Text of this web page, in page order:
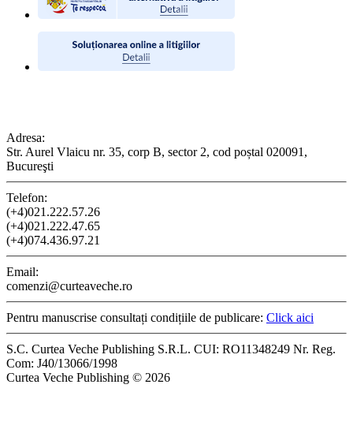
Adresa:
Str. Aurel Vlaicu nr. 35, corp B, sector 2, cod poștal 020091,
Bucureşti
Telefon:
(+4)021.222.57.26
(+4)021.222.47.65
(+4)074.436.97.21
Email:
comenzi@curteaveche.ro
Pentru manuscrise consultați condițiile de publicare: Click aici
S.C. Curtea Veche Publishing S.R.L. CUI: RO11348249 Nr. Reg.
Com: J40/13066/1998
Curtea Veche Publishing © 2026